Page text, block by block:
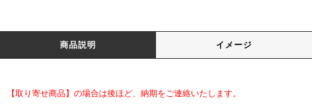
商品説明 イメージ
【取り寄せ商品】の場合は後ほど、納期をご連絡いたします。